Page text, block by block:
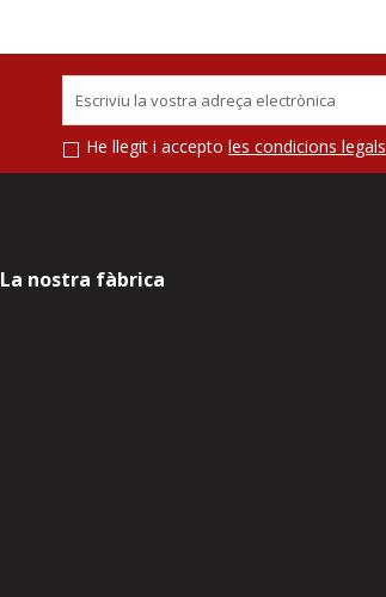
He llegit i accepto les condicions legals
La nostra fàbrica